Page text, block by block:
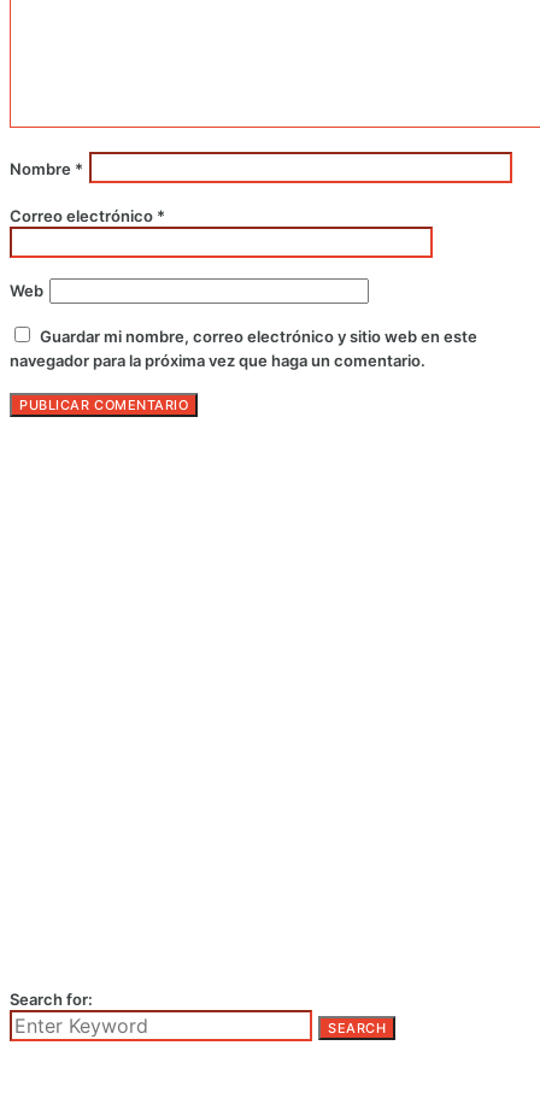
Nombre *
Correo electrónico *
Web
Guardar mi nombre, correo electrónico y sitio web en este
navegador para la próxima vez que haga un comentario.
Search for:
SEARCH